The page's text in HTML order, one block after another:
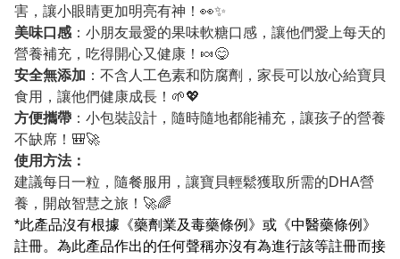
害，讓小眼睛更加明亮有神！👀✨
美味口感 ：小朋友最愛的果味軟糖口感，讓他們愛上每天的
營養補充，吃得開心又健康！🍬😋
安全無添加 ：不含人工色素和防腐劑，家長可以放心給寶貝
食用，讓他們健康成長！🌱💖
方便攜帶 ：小包裝設計，隨時隨地都能補充，讓孩子的營養
不缺席！🎒🚀
使用方法：
建議每日一粒，隨餐服用，讓寶貝輕鬆獲取所需的DHA營
養，開啟智慧之旅！🚀🌈
*此產品沒有根據《藥劑業及毒藥條例》或《中醫藥條例》
註冊。為此產品作出的任何聲稱亦沒有為進行該等註冊而接